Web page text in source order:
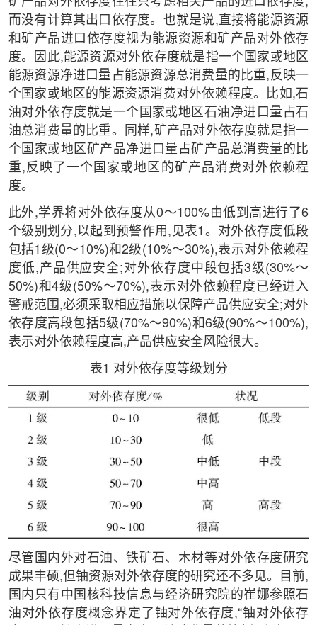
而没有计算其出口依存度。也就是说,直接将能源资源
和矿产品进口依存度视为能源资源和矿产品对外依存
度。因此,能源资源对外依存度就是指一个国家或地区
能源资源净进口量占能源资源总消费量的比重,反映一
个国家或地区的能源资源消费对外依赖程度。比如,石
油对外依存度就是一个国家或地区石油净进口量占石
油总消费量的比重。同样,矿产品对外依存度就是指一
个国家或地区矿产品净进口量占矿产品总消费量的比
重,反映了一个国家或地区的矿产品消费对外依赖程
度。
此外,学界将对外依存度从0～100%由低到高进行了6
个级别划分,以起到预警作用,见表1。对外依存度低段
包括1级(0～10%)和2级(10%～30%),表示对外依赖程
度低,产品供应安全;对外依存度中段包括3级(30%～
50%)和4级(50%～70%),表示对外依赖程度已经进入
警戒范围,必须采取相应措施以保障产品供应安全;对外
依存度高段包括5级(70%～90%)和6级(90%～100%),
表示对外依赖程度高,产品供应安全风险很大。
表1 对外依存度等级划分
尽管国内外对石油、铁矿石、木材等对外依存度研究
成果丰硕,但铀资源对外依存度的研究还不多见。目前,
国内只有中国核科技信息与经济研究院的崔娜参照石
油对外依存度概念界定了铀对外依存度,“铀对外依存